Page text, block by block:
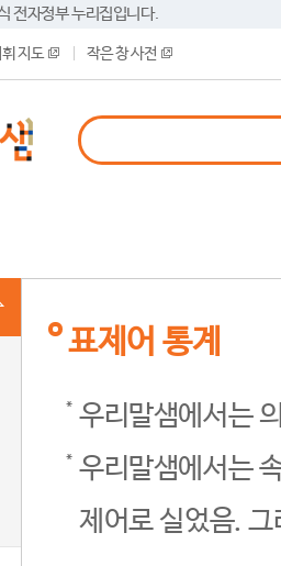
전자정부 누리집입니다.
지도 작은 창 사전
표제어 통계
우리말샘에서는
우리말샘에서는
제어로 실었음.